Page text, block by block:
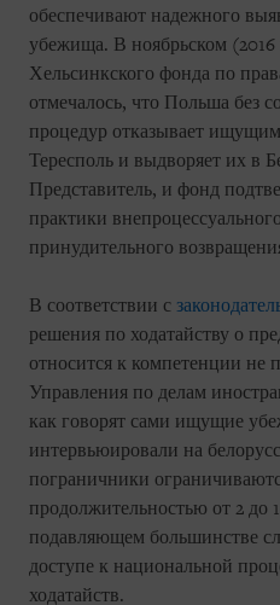
обеспечивают надежного
убежища. В ноябрьском (2016
Хельсинкского фонда по
отмечалось, что Польша без
процедур отказывает
Тересполь и выдворяет их в
Представитель, и фонд
практики
принудительного
В соответствии с
решения по ходатайству о
относится к компетенции не
Управления по делам
как говорят сами ищущие
интервьюировали на
пограничники
продолжительностью от 2 до
подавляющем большинстве
доступе к национальной
ходатайств.